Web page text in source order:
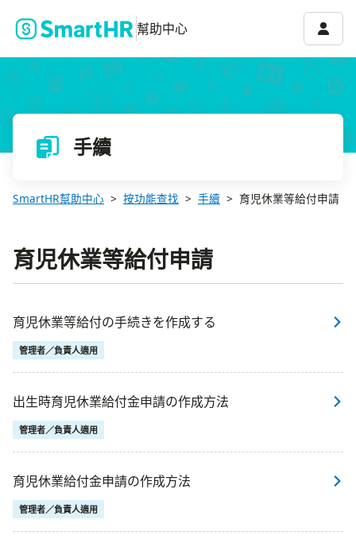
幫助中心 帳號
手續
SmartHR幫助中心 按功能查找 手續 育児休業等給付申請
育児休業等給付申請
育児休業等給付の手続きを作成する
管理者／負責人適用
出生時育児休業給付金申請の作成方法
管理者／負責人適用
育児休業給付金申請の作成方法
管理者／負責人適用